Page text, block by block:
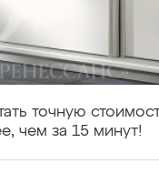
точную
чем за 15 минут!